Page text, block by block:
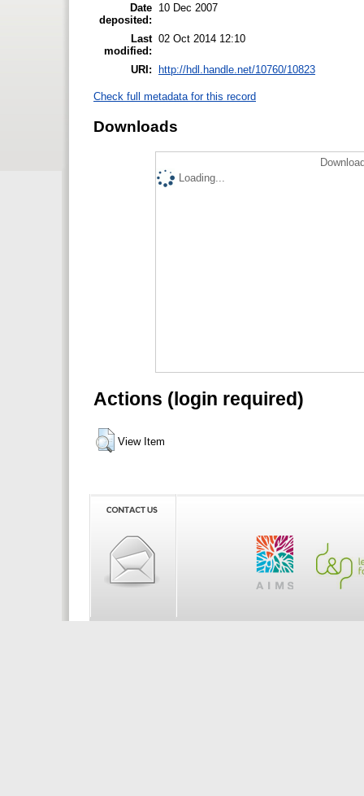
Date
deposited:
10 Dec 2007
Last
modified:
02 Oct 2014 12:10
URI: http://hdl.handle.net/10760/10823
Check full metadata for this record
Downloads
Loading...
Actions (login required)
View Item